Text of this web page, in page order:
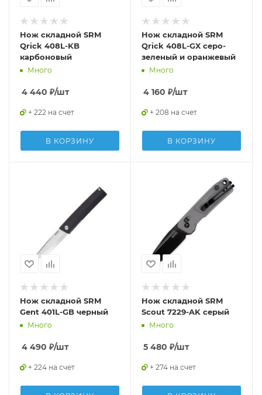
Нож складной SRM
Qrick 408L-KB
карбоновый
Много
4 440 ₽/шт
+ 222 на счет
В КОРЗИНУ
Нож складной SRM
Qrick 408L-GX серо-
зеленый и оранжевый
Много
4 160 ₽/шт
+ 208 на счет
В КОРЗИНУ
Нож складной SRM
Gent 401L-GB черный
Много
4 490 ₽/шт
+ 224 на счет
Нож складной SRM
Scout 7229-AK серый
Много
5 480 ₽/шт
+ 274 на счет